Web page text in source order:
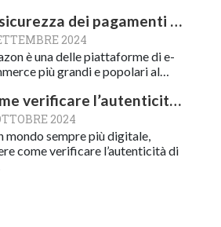
La sicurezza dei pagamenti su Amazon
2024
è una delle piattaforme di e-
più grandi e popolari al…
Come verificare l’autenticità di un sito web: una guida essenziale
2024
mondo sempre più digitale,
come verificare l’autenticità di